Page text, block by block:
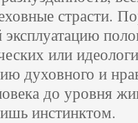
страсти.
или
духовного и
до уровня
инстинктом.